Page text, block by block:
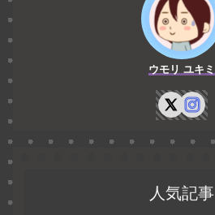
ウモリ ユキミ
人気記事